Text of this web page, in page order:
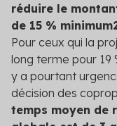
réduire le
de 15 % minimum
Pour ceux qui la
long terme pour 19
y a pourtant
décision des
temps moyen de